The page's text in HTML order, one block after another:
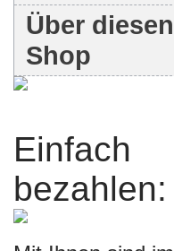
Über diesen
Shop
Einfach
bezahlen: